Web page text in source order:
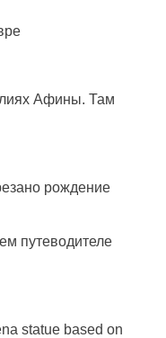
Афины. Там
рождение
путеводителе
statue based on